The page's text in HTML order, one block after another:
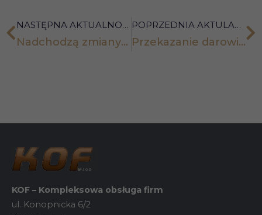
NASTĘPNA AKTUALNOŚĆ
Nadchodzą zmiany w ustawie o rachunkowości dla niektórych podmiotów – kto, kiedy i na co powinien zwrócić uwagę?
POPRZEDNIA AKTULANOŚĆ
Przekazanie darowizn na organizacje pożytku publicznego – korzyści podatkowe
KOF – Kompleksowa obsługa firm
ul. Konopnicka 6/2